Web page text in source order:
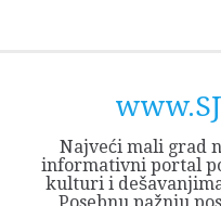
Najveći mali grad
informativni portal
kulturi i